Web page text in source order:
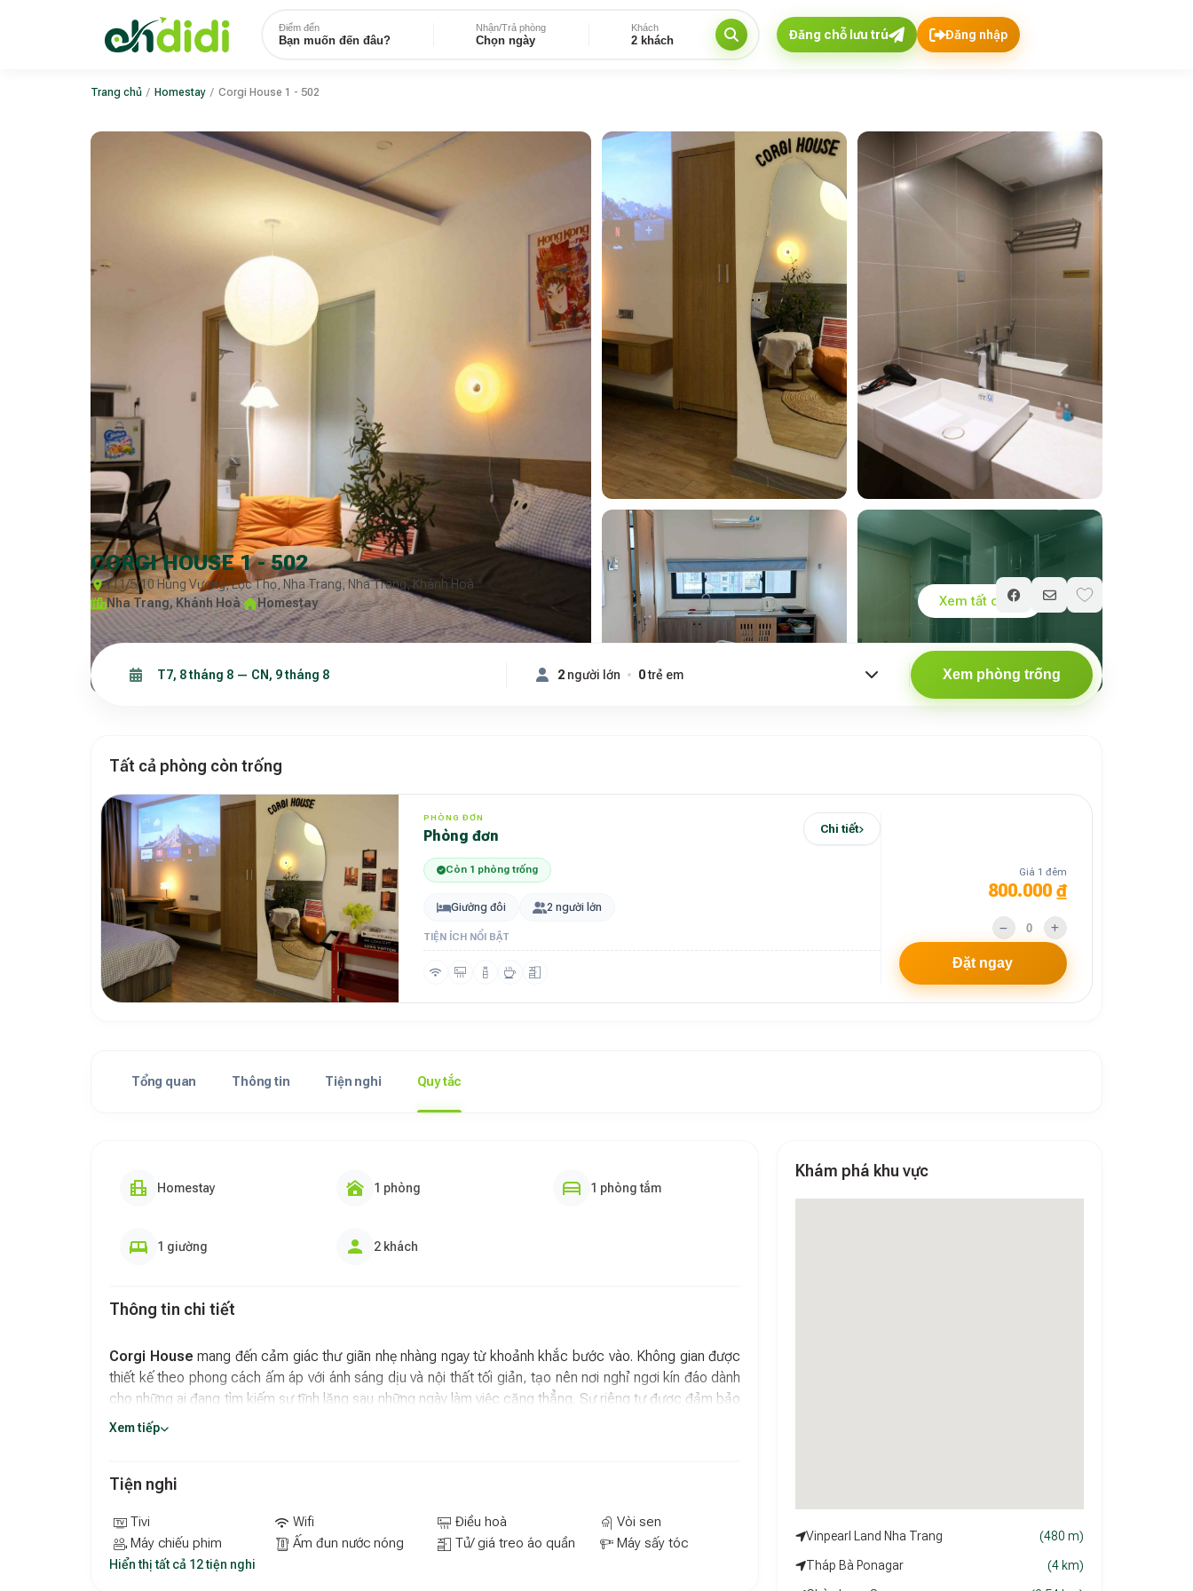
Điểm đến
Bạn muốn đến đâu?
Nhận/Trả phòng
Chọn ngày
Khách
2 khách Đăng chỗ lưu trú Đăng nhập
Trang chủ / Homestay / Corgi House 1 - 502
Xem tất cả
CORGI HOUSE 1 - 502
111/5/10 Hùng Vương, Lộc Thọ, Nha Trang, Nha Trang, Khánh Hoà
Nha Trang, Khánh Hoà· Homestay
Giá chỉ từ
800.000
2 người lớn 0trẻ em Xem phòng trống
Tất cả phòng còn trống
PHÒNG ĐƠN
phòng đơn Chi tiết
Còn 1 phòng trống
Giường đôi 2 người lớn
TIỆN ÍCH NỔI BẬT
Giá 1 đêm
800.000 ₫
Đặt ngay
Tổng quan Thông tin Tiện nghi Quy tắc
Homestay 1 phòng 1 phòng tắm
1 giường 2 khách
Thông tin chi tiết
Corgi House mang đến cảm giác thư giãn nhẹ nhàng ngay từ khoảnh khắc bước vào. Không gian được
thiết kế theo phong cách ấm áp với ánh sáng dịu và nội thất tối giản, tạo nên nơi nghỉ ngơi kín đáo dành
cho những ai đang tìm kiếm sự tĩnh lặng sau những ngày làm việc căng thẳng. Sự riêng tư được đảm bảo
tuyệt đối, phù hợp cho các buổi hẹn hò kín đáo hoặc kỳ nghỉ ngắn ngày.
Mỗi căn phòng tại
đang ở nhà riêng. Hệ thống điều hòa hoạt động ổn định, tủ lạnh tiện lợi cho việc bảo quản đồ dùng cá
nhân, sofa êm ái tạo thành góc nghỉ ngơi thoải mái để xem phim hoặc đọc sách. Ban công rộng thoáng
giúp đón ánh sáng tự nhiên và là khoảng không lý tưởng để tận hưởng buổi sáng thư thái hoặc chiều
muộn yên bình.
Xem tiếp
Tiện nghi
Tivi Wifi Điều hoà
Vòi sen
Máy chiếu phim
Ấm đun nước nóng Tủ/ giá treo áo quần Máy sấy tóc
Hiển thị tất cả 12 tiện nghi
Khám phá khu vực
Vinpearl Land Nha Trang (480 m)
Tháp Bà Ponagar (4 km)